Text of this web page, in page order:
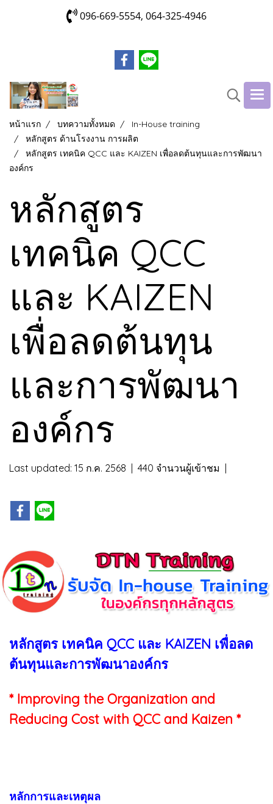
096-669-5554, 064-325-4946
หน้าแรก บทความทั้งหมด
In-House training
หลักสูตร ด้านโรงงาน การผลิต
หลักสูตร เทคนิค QCC และ KAIZEN เพื่อลดต้นทุนและการพัฒนา
องค์กร
หลักสูตร
เทคนิค QCC
และ KAIZEN
เพื่อลดต้นทุน
และการพัฒนา
องค์กร
Last updated: 15 ก.ค. 2568 440 จำนวนผู้เข้าชม
หลักสูตร เทคนิค QCC และ KAIZEN เพื่อลด
ต้นทุนและการพัฒนาองค์กร
* Improving the Organization and
Reducing Cost with QCC and Kaizen *
หลักการและเหตุผล